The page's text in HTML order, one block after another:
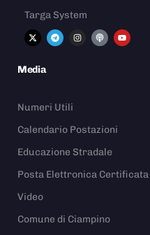
Targa System
Media
Numeri Utili
Calendario Postazioni
Educazione Stradale
Posta Elettronica Certificata
Video
Comune di Ciampino